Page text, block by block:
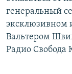
генеральный
эксклюзивном
Вальтером
Радио Свобода